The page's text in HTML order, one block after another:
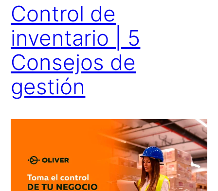
Control de
inventario | 5
Consejos de
gestión